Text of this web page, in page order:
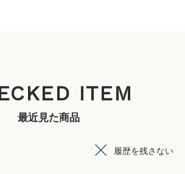
ITEM
最近見た商品
履歴を残さない